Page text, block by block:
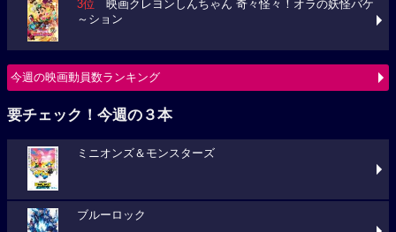
3位 映画クレヨンしんちゃん 奇々怪々！オラの妖怪バケ
～ション
今週の映画動員数ランキング
要チェック！今週の３本
ミニオンズ＆モンスターズ
ブルーロック